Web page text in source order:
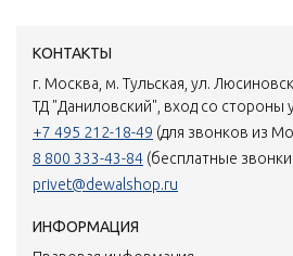
КОНТАКТЫ
г. Москва, м. Тульская, ул.
ТД "Даниловский", вход со стороны
+7 495 212-18-49 (для звонков из
8 800 333-43-84 (бесплатные
privet@dewalshop.ru
ИНФОРМАЦИЯ